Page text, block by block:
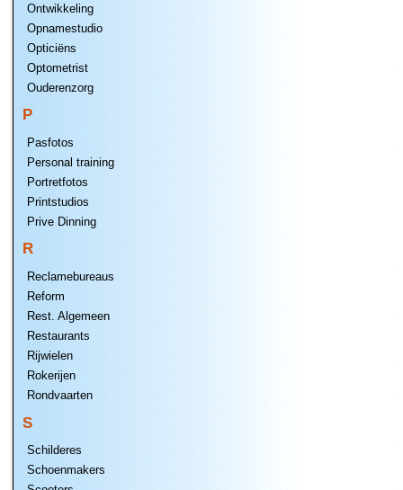
Ontwikkeling
Opnamestudio
Opticiëns
Optometrist
Ouderenzorg
P
Pasfotos
Personal training
Portretfotos
Printstudios
Prive Dinning
R
Reclamebureaus
Reform
Rest. Algemeen
Restaurants
Rijwielen
Rokerijen
Rondvaarten
S
Schilderes
Schoenmakers